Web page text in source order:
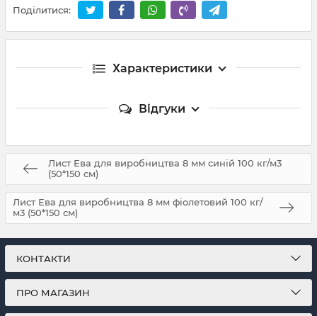
Поділитися:
Характеристики
Відгуки
Лист Ева для виробництва 8 мм синій 100 кг/м3
(50*150 см)
Лист Ева для виробництва 8 мм фіолетовий 100 кг/
м3 (50*150 см)
КОНТАКТИ
ПРО МАГАЗИН